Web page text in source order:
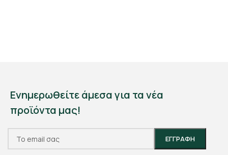
Ενημερωθείτε άμεσα για τα νέα
προϊόντα μας!